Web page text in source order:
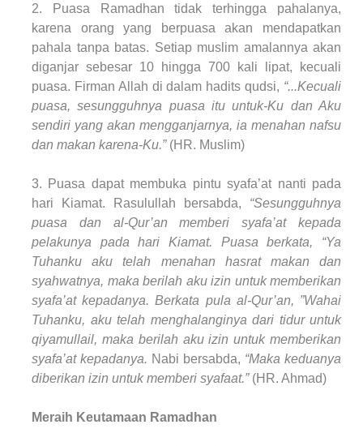
2. Puasa Ramadhan tidak terhingga pahalanya,
karena orang yang berpuasa akan mendapatkan
pahala tanpa batas. Setiap muslim amalannya akan
diganjar sebesar 10 hingga 700 kali lipat, kecuali
puasa. Firman Allah di dalam hadits qudsi, “...Kecuali
puasa, sesungguhnya puasa itu untuk-Ku dan Aku
sendiri yang akan mengganjarnya, ia menahan nafsu
dan makan karena-Ku.”(HR. Muslim)
3. Puasa dapat membuka pintu syafa’at nanti pada
hari Kiamat. Rasulullah bersabda, “Sesungguhnya
puasa dan al-Qur’an memberi syafa’at kepada
pelakunya pada hari Kiamat. Puasa berkata, “Ya
Tuhanku aku telah menahan hasrat makan dan
syahwatnya, maka berilah aku izin untuk memberikan
syafa’at kepadanya. Berkata pula al-Qur’an, ”Wahai
Tuhanku, aku telah menghalanginya dari tidur untuk
qiyamullail, maka berilah aku izin untuk memberikan
syafa’at kepadanya. Nabi bersabda, “Maka keduanya
diberikan izin untuk memberi syafaat.”(HR. Ahmad)
Meraih Keutamaan Ramadhan